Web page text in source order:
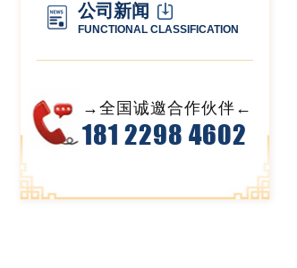
公司新闻
FUNCTIONAL CLASSIFICATION
→全国诚邀合作伙伴←
181 2298 4602